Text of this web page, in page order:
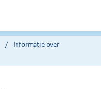
Informatie over